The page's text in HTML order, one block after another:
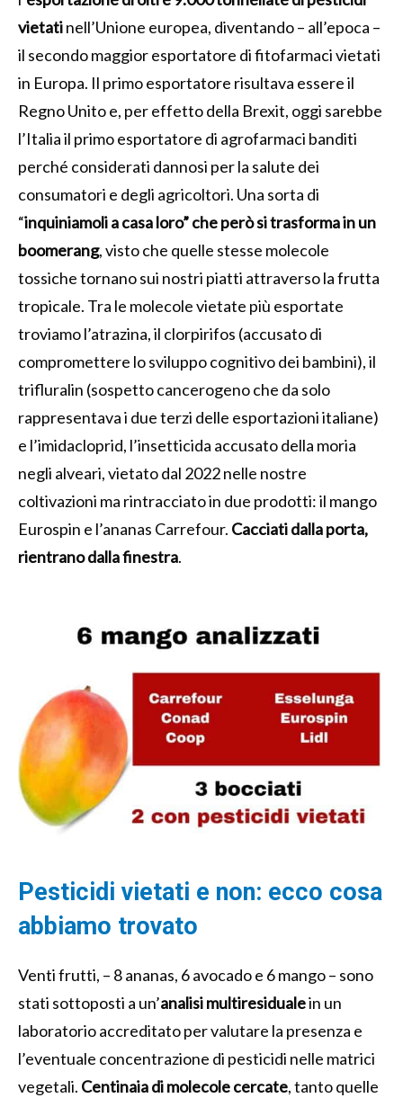
vietatinell’Unione europea, diventando – all’epoca –
il secondo maggior esportatore di fitofarmaci vietati
in Europa. Il primo esportatore risultava essere il
Regno Unito e, per effetto della Brexit, oggi sarebbe
l’Italia il primo esportatore di agrofarmaci banditi
perché considerati dannosi per la salute dei
consumatori e degli agricoltori. Una sorta di
“inquiniamoli a casa loro” che però si trasforma in un
boomerang, visto che quelle stesse molecole
tossiche tornano sui nostri piatti attraverso la frutta
tropicale. Tra le molecole vietate più esportate
troviamo l’atrazina, il clorpirifos (accusato di
compromettere lo sviluppo cognitivo dei bambini), il
trifluralin (sospetto cancerogeno che da solo
rappresentava i due terzi delle esportazioni italiane)
e l’imidacloprid, l’insetticida accusato della moria
negli alveari, vietato dal 2022 nelle nostre
coltivazioni ma rintracciato in due prodotti: il mango
Eurospin e l’ananas Carrefour. Cacciati dalla porta,
rientrano dalla finestra.
Pesticidi vietati e non: ecco cosa
abbiamo trovato
Venti frutti, – 8 ananas, 6 avocado e 6 mango – sono
stati sottoposti a un’analisimultiresidualein un
laboratorio accreditato per valutare la presenza e
l’eventuale concentrazione di pesticidi nelle matrici
vegetali. Centinaia di molecole cercate, tanto quelle